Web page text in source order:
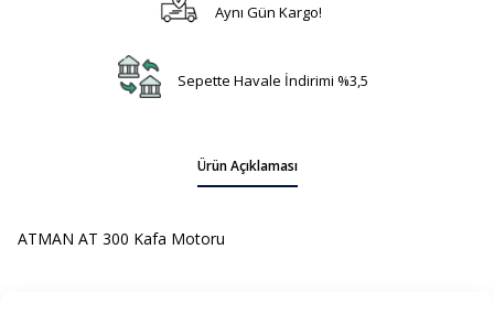
Aynı Gün Kargo!
Sepette Havale İndirimi %3,5
Ürün Açıklaması
ATMAN AT 300 Kafa Motoru